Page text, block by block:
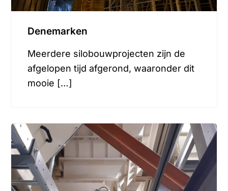
Denemarken
Meerdere silobouwprojecten zijn de
afgelopen tijd afgerond, waaronder dit
mooie […]